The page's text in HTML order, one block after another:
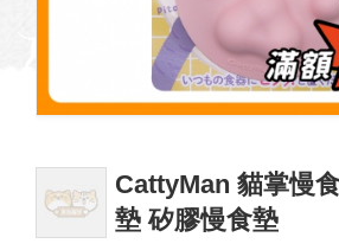
CattyMan 貓掌慢
墊 矽膠慢食墊